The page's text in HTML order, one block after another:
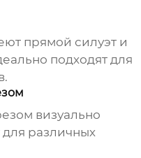
прямой силуэт и
подходят для
визуально
различных